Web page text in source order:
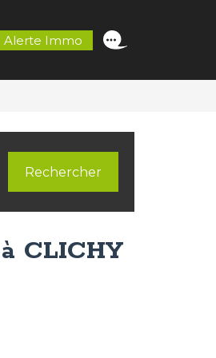
Alerte Immo
CLICHY